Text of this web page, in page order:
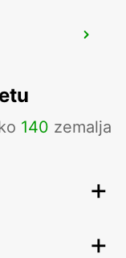
140 zemalja